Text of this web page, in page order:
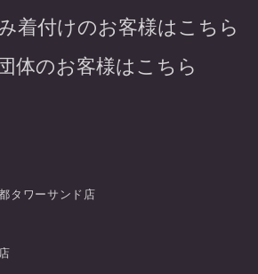
着付けのお客様はこちら
体のお客様はこちら
タワーサンド店